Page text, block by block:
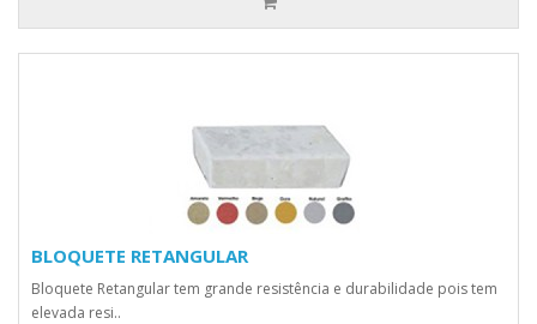
BLOQUETE RETANGULAR
Bloquete Retangular tem grande resistência e durabilidade pois tem
elevada resi..